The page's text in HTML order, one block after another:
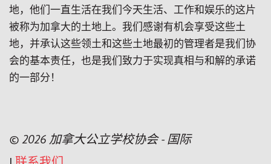
地，他们一直生活在我们今天生活、工作和娱乐的这片
被称为加拿大的土地上。我们感谢有机会享受这些土
地，并承认这些领土和这些土地最初的管理者是我们协
会的基本责任，也是我们致力于实现真相与和解的承诺
的一部分！
© 2026 加拿大公立学校协会 - 国际